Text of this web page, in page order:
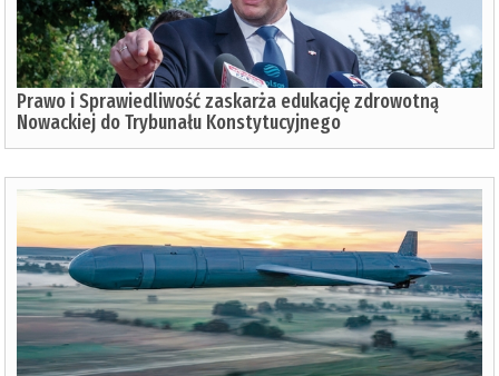
Prawo i Sprawiedliwość zaskarża edukację zdrowotną
Nowackiej do Trybunału Konstytucyjnego